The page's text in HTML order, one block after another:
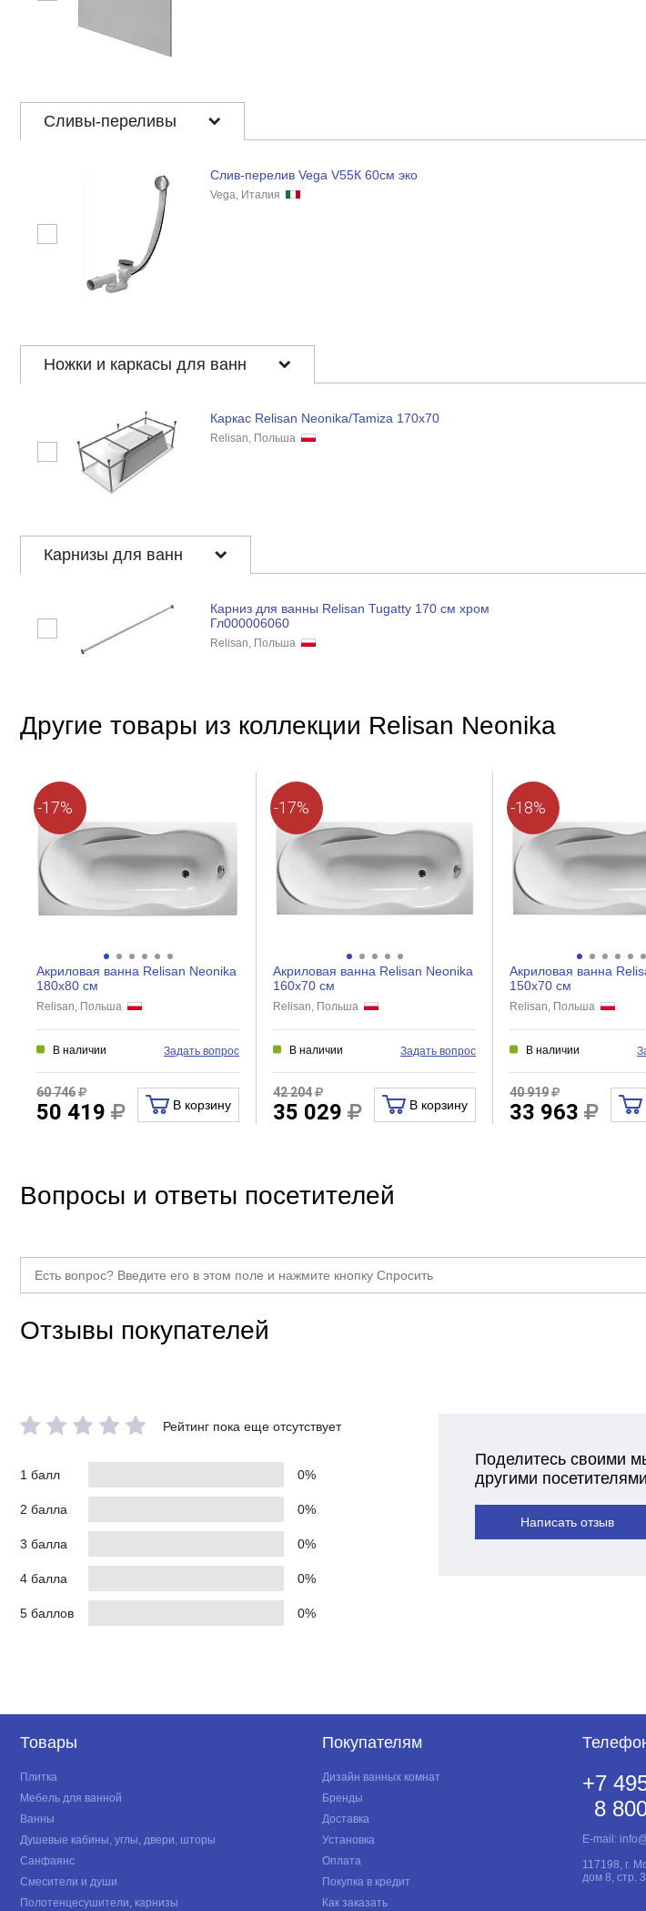
Сливы-переливы
Слив-перелив Vega V55К 60см эко
Vega, Италия
Ножки и каркасы для ванн
Каркас Relisan Neonika/Tamiza 170x70
Relisan, Польша
Карнизы для ванн
Карниз для ванны Relisan Tugatty 170 см хром
Гл000006060
Relisan, Польша
Другие товары из коллекции Relisan Neonika
-17%
Акриловая ванна Relisan Neonika
180x80 см
Relisan, Польша
В наличии Задать вопрос
60 746
50 419 В корзину
-17%
Акриловая ванна Relisan Neonika
160x70 см
Relisan, Польша
В наличии Задать вопрос
42 204
35 029 В корзину
-18%
Акриловая ванна
150x70 см
Relisan, Польша
В наличии
40 919
33 963
Вопросы и ответы посетителей
Отзывы покупателей
Рейтинг пока еще отсутствует
1 балл 0%
2 балла 0%
3 балла 0%
4 балла 0%
5 баллов 0%
Поделитесь своими
другими посетителями
Написать отзыв
Товары
Плитка
Мебель для ванной
Ванны
Душевые кабины, углы, двери, шторы
Санфаянс
Смесители и души
Полотенцесушители, карнизы
Покупателям
Дизайн ванных комнат
Бренды
Доставка
Установка
Оплата
Покупка в кредит
Как заказать
+7
8
E-mail:
117198, г.
дом 8, стр.